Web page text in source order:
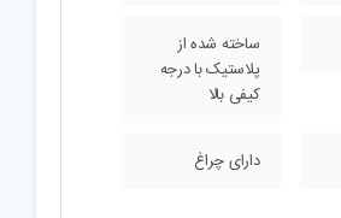
ساخته شده از
پلاستیک با درجه
کیفی بالا
دارای چراغ